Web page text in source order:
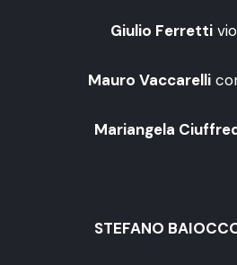
Giulio Ferretti
Mauro Vaccarelli
Mariangela
STEFANO